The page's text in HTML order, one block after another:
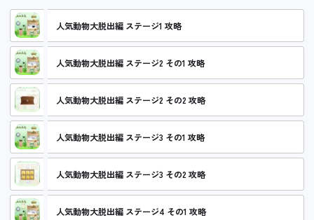
人気動物大脱出編 ステージ1 攻略
人気動物大脱出編 ステージ2 その1 攻略
人気動物大脱出編 ステージ2 その2 攻略
人気動物大脱出編 ステージ3 その1 攻略
人気動物大脱出編 ステージ3 その2 攻略
人気動物大脱出編 ステージ4 その1 攻略